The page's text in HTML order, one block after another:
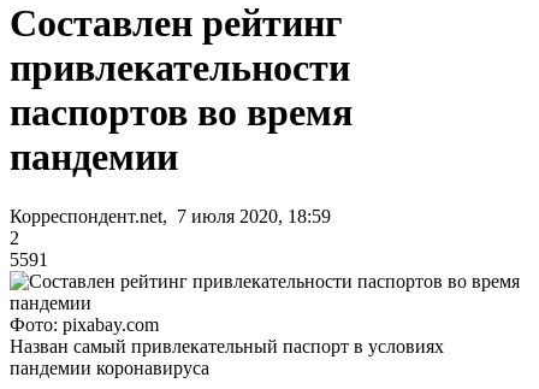
Составлен рейтинг
привлекательности
паспортов во время
пандемии
Корреспондент.net, 7 июля 2020, 18:59
2
5591
Фото: pixabay.com
Назван самый привлекательный паспорт в условиях
пандемии коронавируса